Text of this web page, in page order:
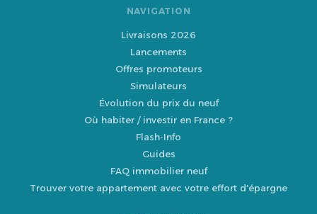
NAVIGATION
Livraisons 2026
Lancements
Offres promoteurs
Simulateurs
Évolution du prix du neuf
Où habiter / investir en France ?
Flash-Info
Guides
FAQ immobilier neuf
Trouver votre appartement avec votre effort d'épargne